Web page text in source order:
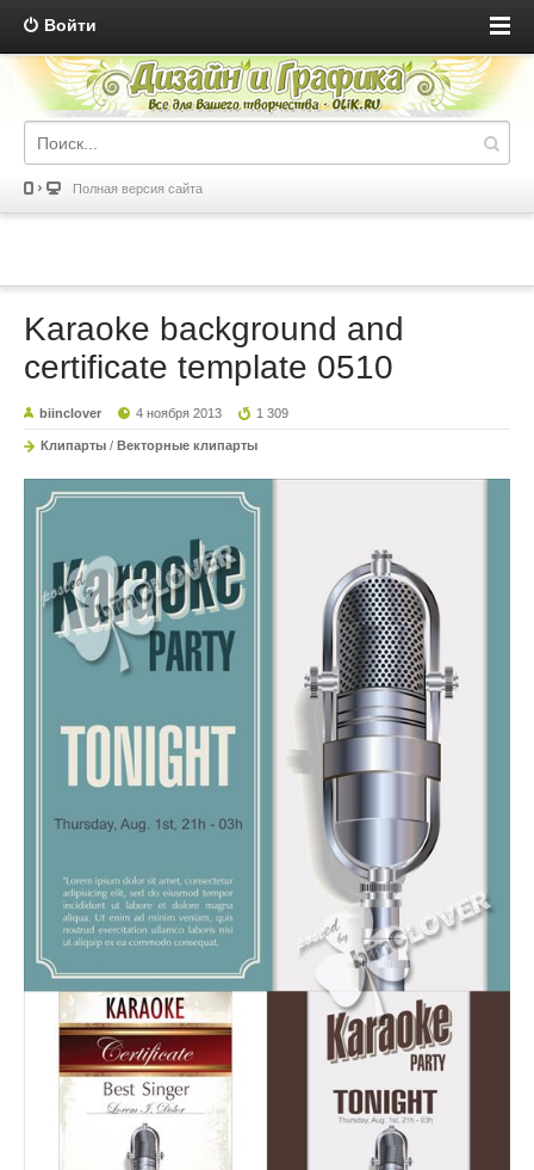
Войти
Полная версия сайта
Karaoke background and
certificate template 0510
biinclover 4 ноября 2013 1 309
Клипарты / Векторные клипарты